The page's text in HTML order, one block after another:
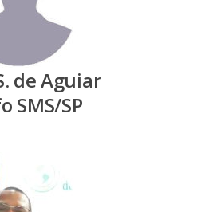
de Aguiar
SMS/SP